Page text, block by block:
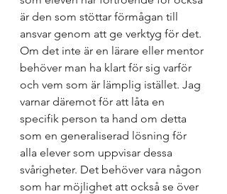
är den som stöttar förmågan till
ansvar genom att ge verktyg för det.
Om det inte är en lärare eller mentor
behöver man ha klart för sig varför
och vem som är lämplig istället. Jag
varnar däremot för att låta en
specifik person ta hand om detta
som en generaliserad lösning för
alla elever som uppvisar dessa
svårigheter. Det behöver vara någon
som har möjlighet att också se över